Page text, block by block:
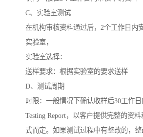
C、实验室测试
在机构审核资料通过后，2个工作日内
实验室，
实验室选择：
送样要求：根据实验室的要求送样
D、测试周期
时限：一般情况下确认收样后30工作
Testing Report，以客户提供完整的资
式而定。如果测试过程中有整改的，